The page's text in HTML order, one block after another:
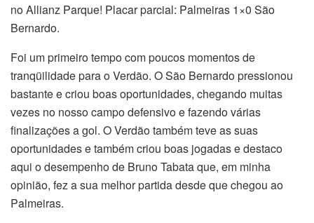
no Allianz Parque! Placar parcial: Palmeiras 1×0 São
Bernardo.
Foi um primeiro tempo com poucos momentos de
tranqüilidade para o Verdão. O São Bernardo pressionou
bastante e criou boas oportunidades, chegando muitas
vezes no nosso campo defensivo e fazendo várias
finalizações a gol. O Verdão também teve as suas
oportunidades e também criou boas jogadas e destaco
aqui o desempenho de Bruno Tabata que, em minha
opinião, fez a sua melhor partida desde que chegou ao
Palmeiras.